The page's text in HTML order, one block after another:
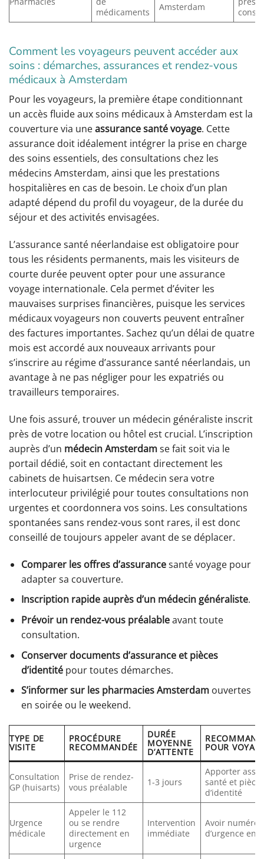
médicaments
Amsterdam
Comment les voyageurs peuvent accéder aux
soins : démarches, assurances et rendez-vous
médicaux à Amsterdam
Pour les voyageurs, la première étape conditionnant
un accès fluide aux soins médicaux à Amsterdam est la
couverture via uneassurance santé voyage. Cette
assurance doit idéalement intégrer la prise en charge
des soins essentiels, des consultations chez les
médecins Amsterdam, ainsi que les prestations
hospitalières en cas de besoin. Le choix d’un plan
adapté dépend du profil du voyageur, de la durée du
séjour et des activités envisagées.
L’assurance santé néerlandaise est obligatoire pour
tous les résidents permanents, mais les visiteurs de
courte durée peuvent opter pour une assurance
voyage internationale. Cela permet d’éviter les
mauvaises surprises financières, puisque les services
médicaux voyageurs non couverts peuvent entraîner
des factures importantes. Sachez qu’un délai de quatre
mois est accordé aux nouveaux arrivants pour
s’inscrire au régime d’assurance santé néerlandais, un
avantage à ne pas négliger pour les expatriés ou
travailleurs temporaires.
Une fois assuré, trouver un médecin généraliste inscrit
près de votre location ou hôtel est crucial. L’inscription
auprès d’un médecin Amsterdamse fait soit via le
portail dédié, soit en contactant directement les
cabinets de huisartsen. Ce médecin sera votre
interlocuteur privilégié pour toutes consultations non
urgentes et coordonnera vos soins. Les consultations
spontanées sans rendez-vous sont rares, il est donc
conseillé de toujours appeler avant de se déplacer.
Comparer les offres d’assurancesanté voyage pour
adapter sa couverture.
Inscription rapide auprès d’un médecin généraliste.
Prévoir un rendez-vous préalableavant toute
consultation.
Conserver documents d’assurance et pièces
d’identitépour toutes démarches.
S’informer sur les pharmacies Amsterdamouvertes
en soirée ou le weekend.
TYPE DE
VISITE
PROCÉDURE
RECOMMANDÉE
DURÉE
MOYENNE
D’ATTENTE POUR
Consultation
GP (huisarts)
Prise de rendez-
vous préalable
1-3 jours
Apporter
santé et
d’identité
Urgence
médicale
Appeler le 112
ou se rendre
directement en
urgence
Intervention
immédiate
Avoir numéros
d’urgence